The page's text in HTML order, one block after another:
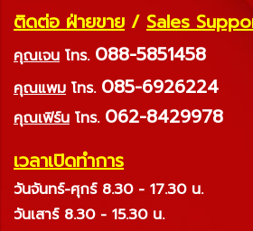
ติดต่อ ฝ่ายขาย / Sales
คุณเจน โทร. 088-5851458
คุณแพม โทร. 085-6926224
คุณเฟิร์น โทร. 062-8429978
เวลาเปิดทำการ
วันจันทร์-ศุกร์ 8.30 - 17.30 น.
วันเสาร์ 8.30 - 15.30 น.